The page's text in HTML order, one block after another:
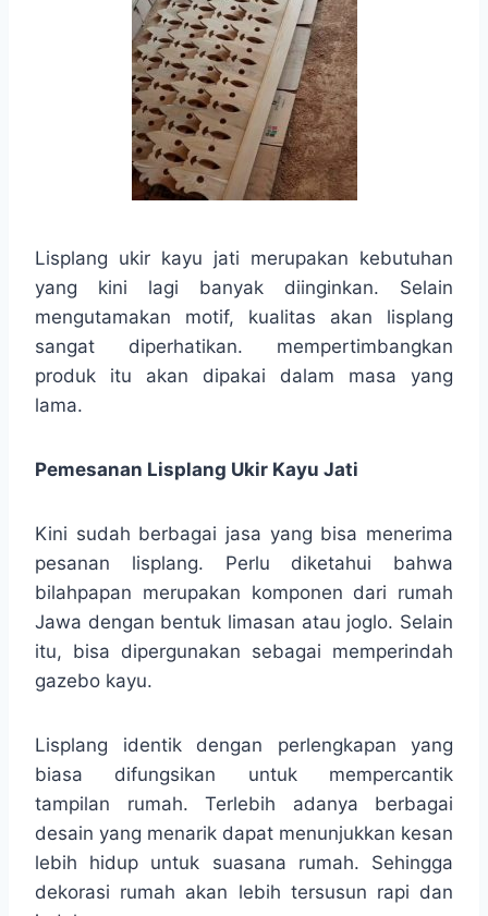
Lisplang ukir kayu jati merupakan kebutuhan
yang kini lagi banyak diinginkan. Selain
mengutamakan motif, kualitas akan lisplang
sangat diperhatikan. mempertimbangkan
produk itu akan dipakai dalam masa yang
lama.
Pemesanan Lisplang Ukir Kayu Jati
Kini sudah berbagai jasa yang bisa menerima
pesanan lisplang. Perlu diketahui bahwa
bilahpapan merupakan komponen dari rumah
Jawa dengan bentuk limasan atau joglo. Selain
itu, bisa dipergunakan sebagai memperindah
gazebo kayu.
Lisplang identik dengan perlengkapan yang
biasa difungsikan untuk mempercantik
tampilan rumah. Terlebih adanya berbagai
desain yang menarik dapat menunjukkan kesan
lebih hidup untuk suasana rumah. Sehingga
dekorasi rumah akan lebih tersusun rapi dan